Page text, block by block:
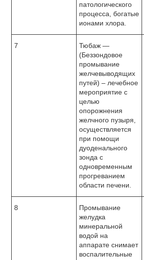
патологического
процесса, богатые
ионами хлора.
7
Тюбаж —
(Беззондовое
промывание
желчевыводящих
путей) – лечебное
мероприятие с
целью
опорожнения
желчного пузыря,
осуществляется
при помощи
дуоденального
зонда с
одновременным
прогреванием
области печени.
8
Промывание
желудка
минеральной
водой на
аппарате снимает
воспалительные